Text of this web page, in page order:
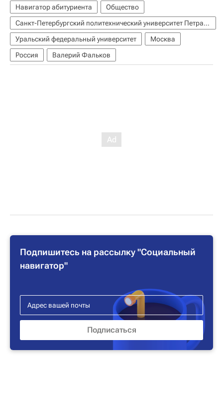
Навигатор абитуриента
Общество
Санкт-Петербургский политехнический университет Петра Великого
Уральский федеральный университет
Москва
Россия
Валерий Фальков
Подпишитесь на рассылку "Социальный
навигатор"